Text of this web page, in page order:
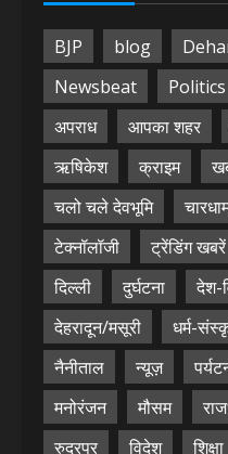
BJP blog
Newsbeat
Politics
अपराध
आपका शहर
ऋषिकेश
क्राइम
चलो चले देवभूमि
टेक्नॉलॉजी
ट्रेंडिंग खबरें
दिल्ली
दुर्घटना देश-
देहरादून/मसूरी
धर्म-
नैनीताल
न्यूज़
मनोरंजन
मौसम
रुद्रपुर
विदेश शिक्षा